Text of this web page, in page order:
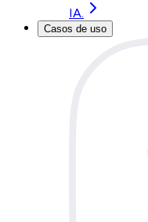
IA.
Casos de uso